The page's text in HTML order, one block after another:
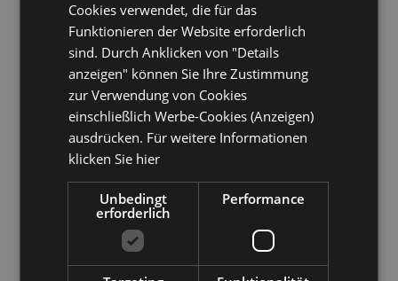
Ein ausgezeichnetes Familienhotel, in welches
wir immer wieder gerne und vor allem seit
Jahren wiederkommen! Das Hotel liegt nur
200m vom Strand und der Einkaufsmeile
entfernt. Das Essen ist ausgezeichnet. Das
Hotel verfügt ausserdem über Parkplätze,
falls man mit dem Auto anreisen sollte. Nur zu
empfehlen!
annaritasandrahat eine Bewertung geschrieben an
März 2015
Cookies verwendet, die für das
Funktionieren der Website erforderlich
sind. Durch Anklicken von "Details
anzeigen" können Sie Ihre Zustimmung
zur Verwendung von Cookies
einschließlich Werbe-Cookies (Anzeigen)
ausdrücken. Für weitere Informationen
klicken Sie hier
Unbedingt
erforderlich
Performance